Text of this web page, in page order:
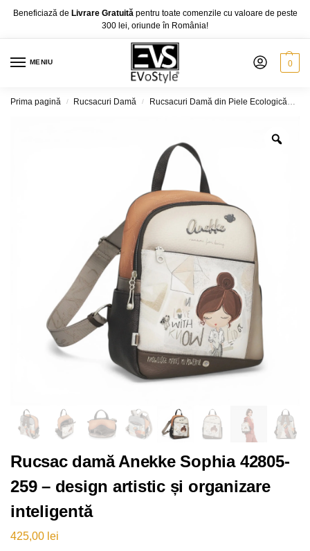
Beneficiază de Livrare Gratuită pentru toate comenzile cu valoare de peste
300 lei, oriunde în România!
MENIU 0
Prima pagină / Rucsacuri Damă / Rucsacuri Damă din Piele Ecologică
Rucsac damă Anekke Sophia 42805-
259 – design artistic și organizare
inteligentă
425,00 lei